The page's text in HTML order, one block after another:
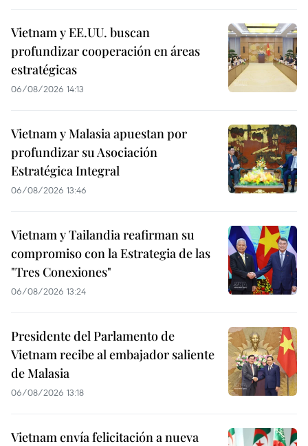
Vietnam y EE.UU. buscan
profundizar cooperación en áreas
estratégicas
06/08/2026 14:13
Vietnam y Malasia apuestan por
profundizar su Asociación
Estratégica Integral
06/08/2026 13:46
Vietnam y Tailandia reafirman su
compromiso con la Estrategia de las
"Tres Conexiones"
06/08/2026 13:24
Presidente del Parlamento de
Vietnam recibe al embajador saliente
de Malasia
06/08/2026 13:18
Vietnam envía felicitación a nueva